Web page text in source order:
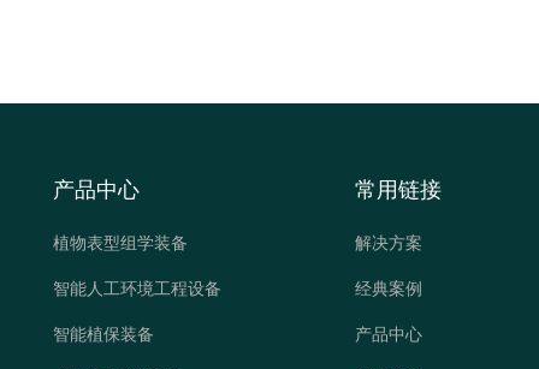
产品中心
植物表型组学装备
智能人工环境工程设备
智能植保装备
常用链接
解决方案
经典案例
产品中心